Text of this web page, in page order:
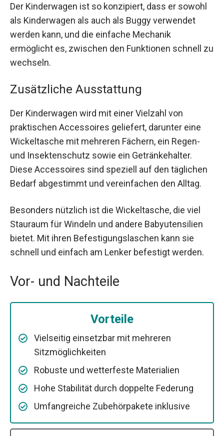
Der Kinderwagen ist so konzipiert, dass er sowohl
als Kinderwagen als auch als Buggy verwendet
werden kann, und die einfache Mechanik
ermöglicht es, zwischen den Funktionen schnell zu
wechseln.
Zusätzliche Ausstattung
Der Kinderwagen wird mit einer Vielzahl von
praktischen Accessoires geliefert, darunter eine
Wickeltasche mit mehreren Fächern, ein Regen-
und Insektenschutz sowie ein Getränkehalter.
Diese Accessoires sind speziell auf den täglichen
Bedarf abgestimmt und vereinfachen den Alltag.
Besonders nützlich ist die Wickeltasche, die viel
Stauraum für Windeln und andere Babyutensilien
bietet. Mit ihren Befestigungslaschen kann sie
schnell und einfach am Lenker befestigt werden.
Vor- und Nachteile
Vorteile
Vielseitig einsetzbar mit mehreren
Sitzmöglichkeiten
Robuste und wetterfeste Materialien
Hohe Stabilität durch doppelte Federung
Umfangreiche Zubehörpakete inklusive